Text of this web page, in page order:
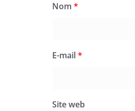
Nom *
E-mail*
Site web